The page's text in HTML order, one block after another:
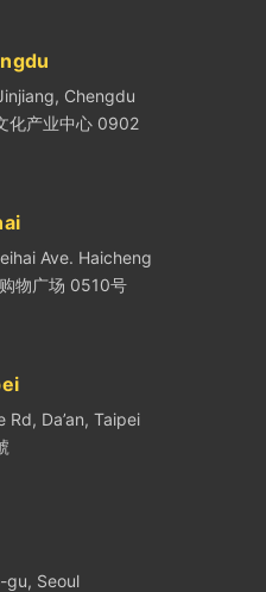
Chengdu
化产业中心 0902
Ave. Haicheng
物广场 0510号
Da’an, Taipei
gu, Seoul